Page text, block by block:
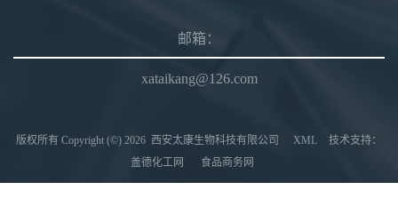
邮箱：
xataikang@126.com
版权所有 Copyright (©) 2026 西安太康生物科技有限公司 XML
技术支持：
盖德化工网
食品商务网